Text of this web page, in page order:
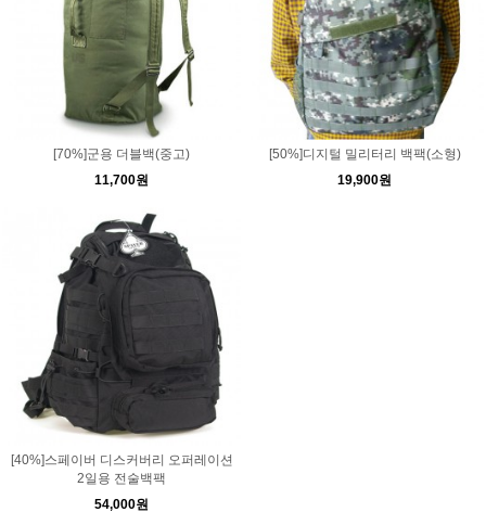
[70%]군용 더블백(중고)
11,700원
[50%]디지털 밀리터리 백팩(소형)
19,900원
[40%]스페이버 디스커버리 오퍼레이션
2일용 전술백팩
54,000원